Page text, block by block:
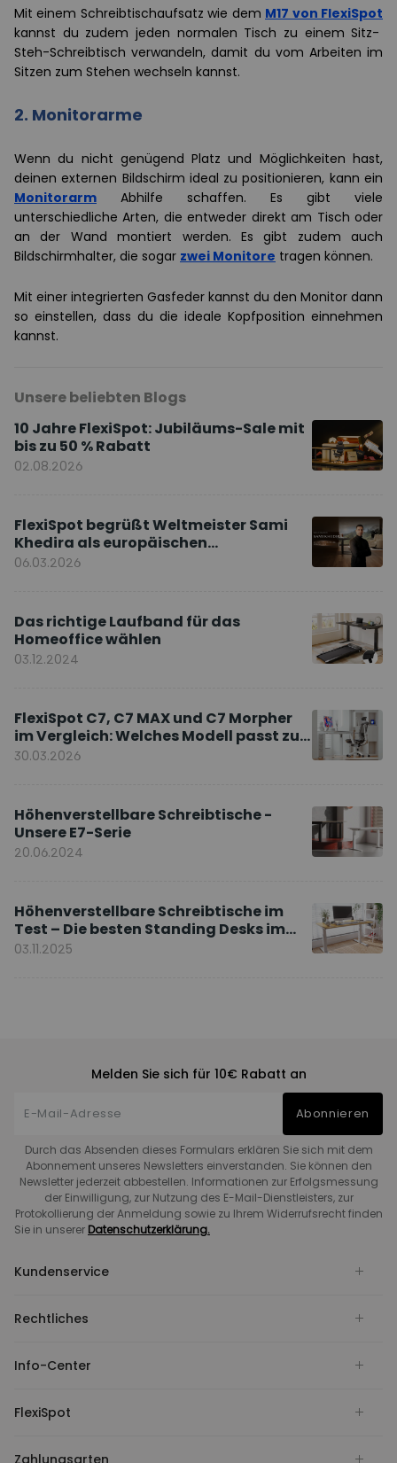
Mit einem Schreibtischaufsatz wie dem M17 von FlexiSpot
kannst du zudem jeden normalen Tisch zu einem Sitz-
Steh-Schreibtisch verwandeln, damit du vom Arbeiten im
Sitzen zum Stehen wechseln kannst.
2. Monitorarme
Wenn du nicht genügend Platz und Möglichkeiten hast,
deinen externen Bildschirm ideal zu positionieren, kann ein
Monitorarm Abhilfe schaffen. Es gibt viele
unterschiedliche Arten, die entweder direkt am Tisch oder
an der Wand montiert werden. Es gibt zudem auch
Bildschirmhalter, die sogar zwei Monitore tragen können.
Mit einer integrierten Gasfeder kannst du den Monitor dann
so einstellen, dass du die ideale Kopfposition einnehmen
kannst.
Unsere beliebten Blogs
10 Jahre FlexiSpot: Jubiläums-Sale mit
bis zu 50 % Rabatt
02.08.2026
FlexiSpot begrüßt Weltmeister Sami
Khedira als europäischen
Markenbotschafter
06.03.2026
Das richtige Laufband für das
Homeoffice wählen
03.12.2024
FlexiSpot C7, C7 MAX und C7 Morpher
im Vergleich: Welches Modell passt zu
Ihnen?
30.03.2026
Höhenverstellbare Schreibtische -
Unsere E7-Serie
20.06.2024
Höhenverstellbare Schreibtische im
Test – Die besten Standing Desks im
Vergleich
03.11.2025
Melden Sie sich für 10€ Rabatt an
Abonnieren
Durch das Absenden dieses Formulars erklären Sie sich mit dem
Abonnement unseres Newsletters einverstanden. Sie können den
Newsletter jederzeit abbestellen. Informationen zur Erfolgsmessung
der Einwilligung, zur Nutzung des E-Mail-Dienstleisters, zur
Protokollierung der Anmeldung sowie zu Ihrem Widerrufsrecht finden
Sie in unserer Datenschutzerklärung.
Kundenservice
Rechtliches
Info-Center
FlexiSpot